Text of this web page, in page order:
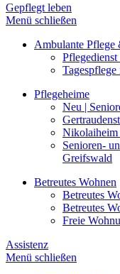
Gepflegt leben
Menü schließen
Ambulante Pflege
Pflegeheime
Neu |
Senioren-
Greifswald
Betreutes Wohnen
Betreutes
Betreutes
Freie
Assistenz
Menü schließen